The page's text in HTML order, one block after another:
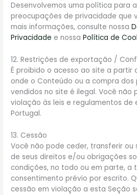
Desenvolvemos uma política para
preocupações de privacidade que
mais informações, consulte nossa
Privacidade e nossaPolítica de
12. Restrições de exportação /
É proibido o acesso ao site a partir
onde o Conteúdo ou a compra dos
vendidos no site é ilegal. Você não
violação às leis e regulamentos de
Portugal.
13. Cessão
Você não pode ceder, transferir ou
de seus direitos e/ou obrigações
condições, no todo ou em parte, a
consentimento prévio por escrito.
cessão em violação a esta Seção